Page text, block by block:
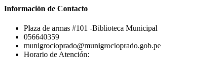
Información de Contacto
Plaza de armas #101 -Biblioteca Municipal
056640359
munigrocioprado@munigrocioprado.gob.pe
Horario de Atención: